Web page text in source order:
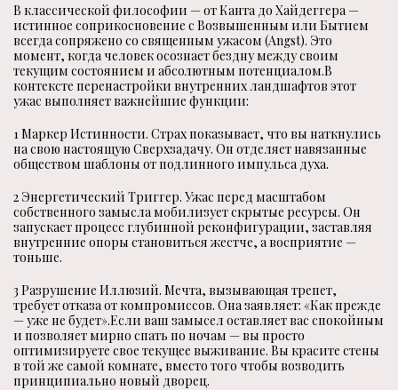
В классической философии — от Канта до Хайдеггера —
истинное соприкосновение с Возвышенным или Бытием
всегда сопряжено со священным ужасом (Angst). Это
момент, когда человек осознает бездну между своим
текущим состоянием и абсолютным потенциалом.В
контексте перенастройки внутренних ландшафтов этот
ужас выполняет важнейшие функции:
1 Маркер Истинности. Страх показывает, что вы наткнулись
на свою настоящую Сверхзадачу. Он отделяет навязанные
обществом шаблоны от подлинного импульса духа.
2 Энергетический Триггер. Ужас перед масштабом
собственного замысла мобилизует скрытые ресурсы. Он
запускает процесс глубинной реконфигурации, заставляя
внутренние опоры становиться жестче, а восприятие —
тоньше.
3 Разрушение Иллюзий. Мечта, вызывающая трепет,
требует отказа от компромиссов. Она заявляет: «Как прежде
— уже не будет».Если ваш замысел оставляет вас спокойным
и позволяет мирно спать по ночам — вы просто
оптимизируете свое текущее выживание. Вы красите стены
в той же самой комнате, вместо того чтобы возводить
принципиально новый дворец.